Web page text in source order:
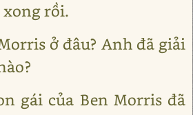
rồi.
ở đâu? Anh đã giải
gái của Ben Morris đã